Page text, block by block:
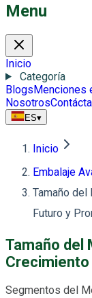
Menu
Inicio
Categoría
BlogsMenciones
Nosotros
ES▾
Inicio
Embalaje
Tamaño del
Futuro y
Tamaño del
Segmentos del